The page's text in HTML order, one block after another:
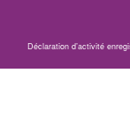
Déclaration d’activité